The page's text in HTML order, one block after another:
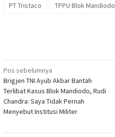
PT Tristaco
TPPU Blok Mandiodo
Navigasi
pos
Pos sebelumnya
Brigjen TNI Ayub Akbar Bantah
Terlibat Kasus Blok Mandiodo, Rudi
Chandra: Saya Tidak Pernah
Menyebut Institusi Militer